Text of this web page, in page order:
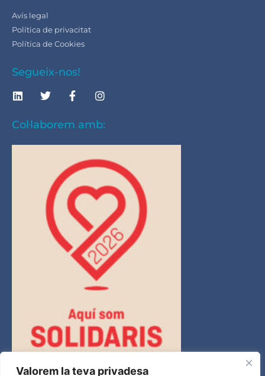
Valorem la teva privadesa
Avís legal
Política de privacitat
Política de Cookies
Segueix-nos!
Col·laborem amb: